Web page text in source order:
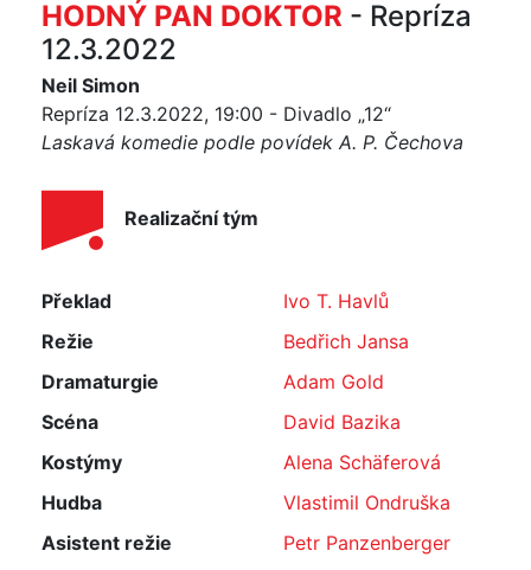
HODNÝ PAN DOKTOR - Repríza
12.3.2022
Neil Simon
Repríza 12.3.2022, 19:00 - Divadlo „12“
Laskavá komedie podle povídek A. P. Čechova
Realizační tým
Překlad
Ivo T. Havlů
Režie
Bedřich Jansa
Dramaturgie
Adam Gold
Scéna
David Bazika
Kostýmy
Alena Schäferová
Hudba
Vlastimil Ondruška
Asistent režie
Petr Panzenberger